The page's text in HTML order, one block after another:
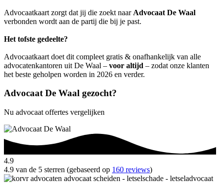
Advocaatkaart zorgt dat jij die zoekt naar Advocaat De Waal
verbonden wordt aan de partij die bij je past.
Het tofste gedeelte?
Advocaatkaart doet dit compleet gratis & onafhankelijk van alle
advocatenkantoren uit De Waal – voor altijd – zodat onze klanten
het beste geholpen worden in 2026 en verder.
Advocaat De Waal gezocht?
Nu advocaat offertes vergelijken
4.9
4.9 van de 5 sterren (gebaseerd op 160 reviews)